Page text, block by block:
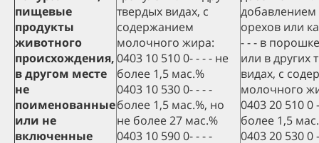
пищевые
продукты
животного
происхождения,
в другом месте
не
поименованные
или не
включенные
твердых видах, с
содержанием
молочного жира:
0403 10 510 0- - - - не
более 1,5 мас.%
0403 10 530 0- - - -
более 1,5 мас.%, но
не более 27 мас.%
0403 10 590 0- - - -
добавлением
орехов или
- - - в
или в других
видах, с
молочного
0403 20 510 0
более 1,5
0403 20 530 0